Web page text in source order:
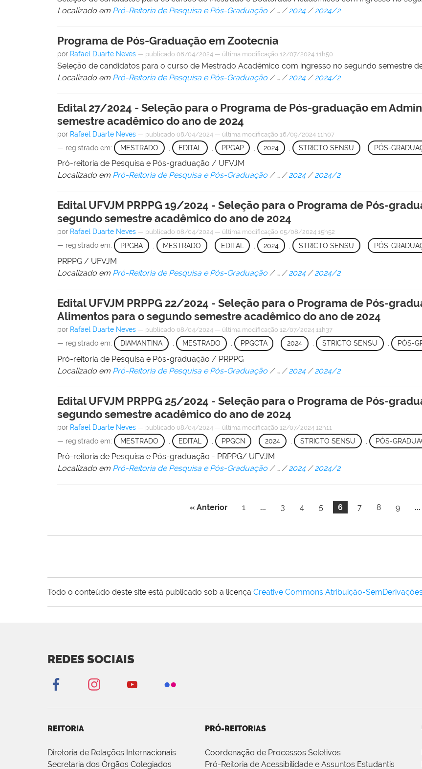
Localizado em Pró-Reitoria de Pesquisa e Pós-Graduação /… /2024 /2024/2
Programa de Pós-Graduação em Zootecnia
por Rafael Duarte Neves — publicado 08/04/2024 — última modificação 12/07/2024 11h50
Seleção de candidatos para o curso de Mestrado Acadêmico com ingresso no segundo semestre
Localizado em Pró-Reitoria de Pesquisa e Pós-Graduação /… /2024 /2024/2
Edital 27/2024 - Seleção para o Programa de Pós-graduação em
semestre acadêmico do ano de 2024
por Rafael Duarte Neves — publicado 08/04/2024 — última modificação 16/09/2024 11h07
— registrado em: MESTRADO EDITAL PPGAP , 2024 , STRICTO SENSU PÓS-
Pró-reitoria de Pesquisa e Pós-graduação / UFVJM
Localizado em Pró-Reitoria de Pesquisa e Pós-Graduação /…/2024 /2024/2
Edital UFVJM PRPPG 19/2024 - Seleção para o Programa de Pós-
segundo semestre acadêmico do ano de 2024
por Rafael Duarte Neves — publicado 08/04/2024 — última modificação 05/08/2024 15h52
— registrado em: PPGBA MESTRADO EDITAL , 2024 , STRICTO SENSU PÓS-
PRPPG / UFVJM
Localizado em Pró-Reitoria de Pesquisa e Pós-Graduação /…/2024 /2024/2
Edital UFVJM PRPPG 22/2024 - Seleção para o Programa de Pós-
Alimentos para o segundo semestre acadêmico do ano de 2024
por Rafael Duarte Neves — publicado 08/04/2024 — última modificação 12/07/2024 11h37
— registrado em: DIAMANTINA , MESTRADO , PPGCTA , 2024 , STRICTO SENSU , PÓS-
Pró-reitoria de Pesquisa e Pós-graduação / PRPPG
Localizado em Pró-Reitoria de Pesquisa e Pós-Graduação /… /2024 /2024/2
Edital UFVJM PRPPG 25/2024 - Seleção para o Programa de Pós-
segundo semestre acadêmico do ano de 2024
por Rafael Duarte Neves — publicado 08/04/2024 — última modificação 12/07/2024 12h11
— registrado em: MESTRADO EDITAL PPGCN , 2024 , STRICTO SENSU PÓS-
Pró-reitoria de Pesquisa e Pós-graduação - PRPPG/ UFVJM
Localizado em Pró-Reitoria de Pesquisa e Pós-Graduação /…/2024 /2024/2
« Anterior 1 ... 3 4 5 6 7 8 9 ...
Todo o conteúdo deste site está publicado sob a licença Creative Commons Atribuição-
REDES SOCIAIS
REITORIA
Diretoria de Relações Internacionais
Secretaria dos Órgãos Colegiados
PRÓ-REITORIAS
Coordenação de Processos Seletivos
Pró-Reitoria de Acessibilidade e Assuntos Estudantis